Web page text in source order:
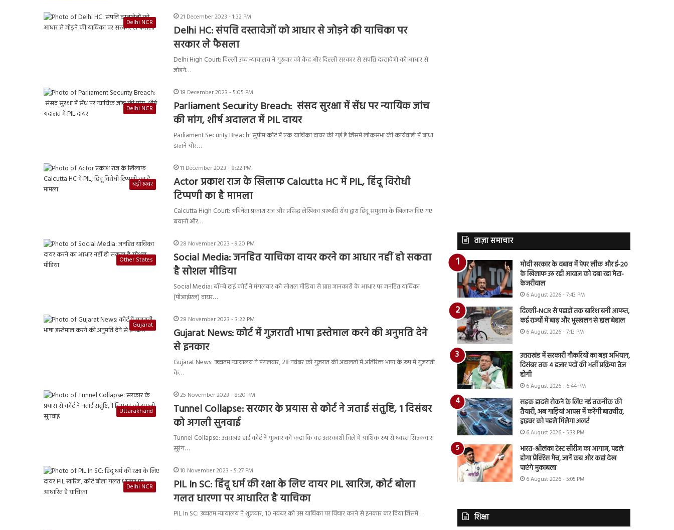
Delhi NCR
21 December 2023 - 1:32 PM
Delhi HC: संपत्ति दस्तावेजों को आधार से जोड़ने की याचिका पर
सरकार ले फैसला
Delhi High Court: दिल्ली उच्च न्यायालय ने गुरुवार को केंद्र और दिल्ली सरकार से संपत्ति दस्तावेजों को आधार से
जोड़ने…
Delhi NCR
18 December 2023 - 5:05 PM
Parliament Security Breach: संसद सुरक्षा में सेंध पर न्यायिक जांच
की मांग, शीर्ष अदालत में PIL दायर
Parliament Security Breach: सुप्रीम कोर्ट में एक याचिका दायर की गई है जिसमें लोकसभा की कार्यवाही में बाधा
डालने और…
बड़ी ख़बर
11 December 2023 - 8:22 PM
Actor प्रकाश राज के खिलाफ Calcutta HC में PIL, हिंदू विरोधी
टिप्पणी का है मामला
Calcutta High Court: अभिनेता प्रकाश राज और प्रसिद्ध लेखिका अरुंधति रॉय द्वारा हिंदू समुदाय के खिलाफ दिए गए
बयानों और…
Other States
28 November 2023 - 9:20 PM
Social Media: जनहित याचिका दायर करने का आधार नहीं हो सकता
है सोशल मीडिया
Social Media: बॉम्बे हाई कोर्ट ने मंगलवार को सोशल मीडिया से प्राप्त जानकारी के आधार पर जनहित याचिका
(पीआईएल) दायर…
Gujarat
28 November 2023 - 3:22 PM
Gujarat News: कोर्ट में गुजराती भाषा इस्तेमाल करने की अनुमति देने
से इनकार
Gujarat News: उच्चतम न्यायालय ने मंगलवार, 28 नवंबर को गुजरात की अदालतों में अतिरिक्त भाषा के रूप में गुजराती
के…
Uttarakhand
25 November 2023 - 8:20 PM
Tunnel Collapse: सरकार के प्रयास से कोर्ट ने जताई संतुष्टि, 1 दिसंबर
को अगली सुनवाई
Tunnel Collapse: उत्तराखंड हाई कोर्ट ने गुरुवार को कहा कि वह उत्तरकाशी जिले में आंशिक रूप से ध्वस्त सिल्कयारा
सुरंग…
Delhi NCR
10 November 2023 - 5:27 PM
PIL In SC: हिंदू धर्म की रक्षा के लिए दायर PIL खारिज, कोर्ट बोला
गलत धारणा पर आधारित है याचिका
PIL In SC: उच्चतम न्यायालय ने शुक्रवार, 10 नवंबर को उस याचिका पर विचार करने से इनकार कर दिया जिसमें…
ताज़ा समाचार
मोदी सरकार के दबाव में पेपर लीक और ई-20
के खिलाफ उठ रही आवाज को दबा रहा मेटा-
केजरीवाल
6 August 2026 - 7:43 PM
दिल्ली-NCR से पहाड़ों तक बारिश बनी आफत,
कई राज्यों में बाढ़ और भूस्खलन से हाल बेहाल
6 August 2026 - 7:13 PM
उत्तराखंड में सरकारी नौकरियों का बड़ा अभियान,
दिसंबर तक 4 हजार पदों की भर्ती प्रक्रिया तेज
होगी
6 August 2026 - 6:44 PM
सड़क हादसे रोकने के लिए नई तकनीक की
तैयारी, अब गाड़ियां आपस में करेंगी बातचीत,
ड्राइवर को पहले मिलेगा अलर्ट
6 August 2026 - 5:33 PM
भारत-श्रीलंका टेस्ट सीरीज का आगाज, पहले
होगा प्रैक्टिस मैच, जानें कब और कहां देख
पाएंगे मुकाबला
6 August 2026 - 5:05 PM
शिक्षा